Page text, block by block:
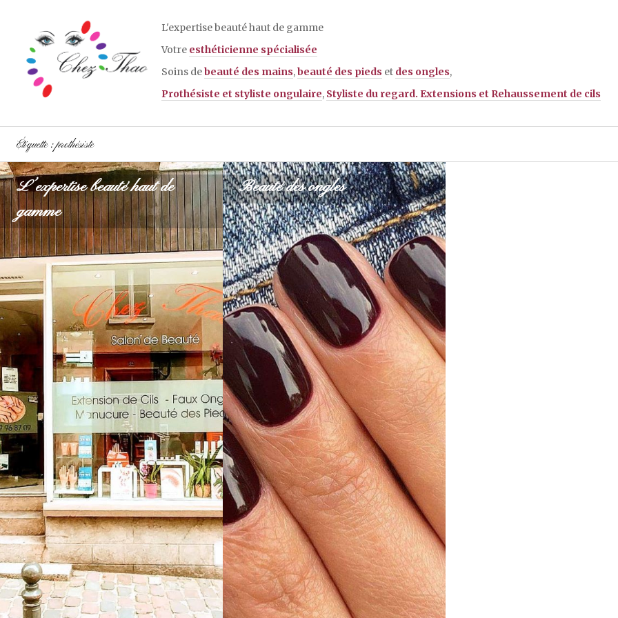
contenu
principal
L'expertise beauté haut de gamme
Votre esthéticienne spécialisée
Soins debeauté des mains,beauté des pieds et des ongles,
Prothésiste et styliste ongulaire, Styliste du regard. Extensions et Rehaussement de cils
Étiquette :prothésiste
L’expertise beauté haut de
gamme
Beauté des ongles